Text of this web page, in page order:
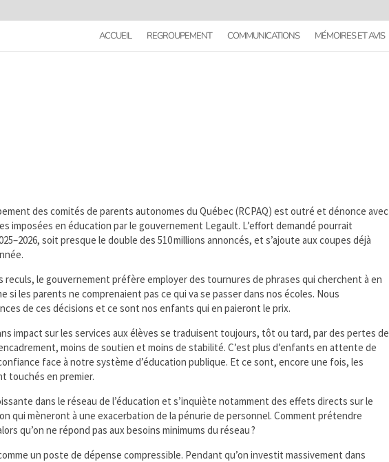
ACCUEIL REGROUPEMENT COMMUNICATIONS MÉMOIRES ET AVIS
des comités de parents autonomes du Québec (RCPAQ) est outré et dénonce avec
imposées en éducation par le gouvernement Legault. L’effort demandé pourrait
soit presque le double des 510 millions annoncés, et s’ajoute aux coupes déjà
reculs, le gouvernement préfère employer des tournures de phrases qui cherchent à en
si les parents ne comprenaient pas ce qui va se passer dans nos écoles. Nous
de ces décisions et ce sont nos enfants qui en paieront le prix.
impact sur les services aux élèves se traduisent toujours, tôt ou tard, par des pertes de
moins de soutien et moins de stabilité. C’est plus d’enfants en attente de
face à notre système d’éducation publique. Et ce sont, encore une fois, les
touchés en premier.
dans le réseau de l’éducation et s’inquiète notamment des effets directs sur le
qui mèneront à une exacerbation de la pénurie de personnel. Comment prétendre
qu’on ne répond pas aux besoins minimums du réseau ?
un poste de dépense compressible. Pendant qu’on investit massivement dans